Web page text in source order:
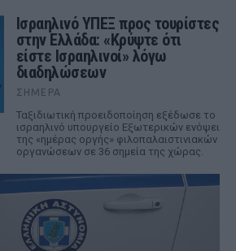
Ισραηλινό ΥΠΕΞ προς τουρίστες
στην Ελλάδα: «Κρύψτε ότι
είστε Ισραηλινοί» λόγω
διαδηλώσεων
ΣΉΜΕΡΑ
Ταξιδιωτική προειδοποίηση εξέδωσε το
ισραηλινό υπουργείο Εξωτερικών ενόψει
της «ημέρας οργής» φιλοπαλαιστινιακών
οργανώσεων σε 36 σημεία της χώρας.